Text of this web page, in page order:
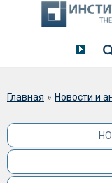
Вы здесь
Главная » Новости и